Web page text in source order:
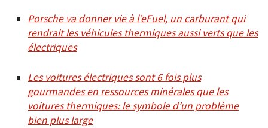
Porsche va donner vie à l’eFuel, un carburant qui
rendrait les véhicules thermiques aussi verts que les
électriques
Les voitures électriques sont 6 fois plus
gourmandes en ressources minérales que les
voitures thermiques: le symbole d’un problème
bien plus large